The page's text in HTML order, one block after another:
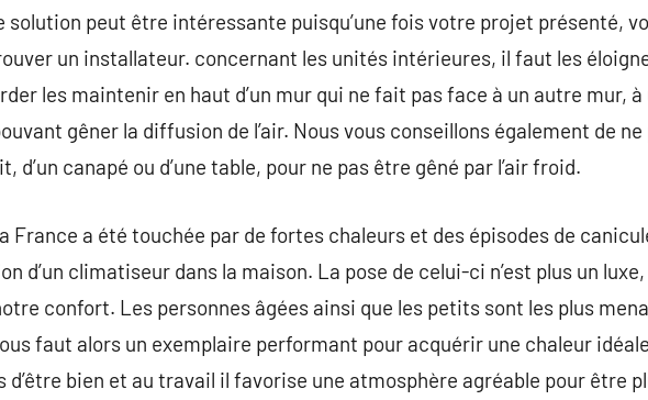
peut être intéressante puisqu’une fois votre projet présenté,
un installateur. concernant les unités intérieures, il faut les
les maintenir en haut d’un mur qui ne fait pas face à un autre mur,
gêner la diffusion de l’air. Nous vous conseillons également de ne
d’un canapé ou d’une table, pour ne pas être gêné par l’air froid.
France a été touchée par de fortes chaleurs et des épisodes de
d’un climatiseur dans la maison. La pose de celui-ci n’est plus un
confort. Les personnes âgées ainsi que les petits sont les plus
faut alors un exemplaire performant pour acquérir une chaleur
d’être bien et au travail il favorise une atmosphère agréable pour être